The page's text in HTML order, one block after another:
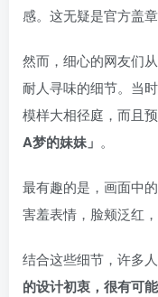
感。这无疑是官方盖章
然而，细心的网友们
耐人寻味的细节。当
模样大相径庭，而且
A梦的妹妹」 。
最有趣的是，画面中的
害羞表情，脸颊泛红，
结合这些细节，许多人
的设计初衷，很有可